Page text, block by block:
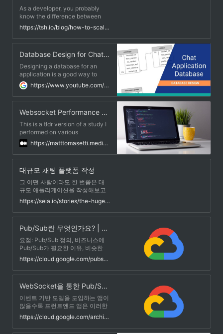
를 나누어 보겠습니다. 사전 지식
채팅 애플리케이션을 작성하기 위
속해있는 다른 참여자들에게 메시
지를 전달하기 위한 통신 채널이
As a developer, you probably
know the difference between
vertical and horizontal scaling.
But if you don't have much
experience with the WebSocket
that doing horizontal scaling for
it is not nearly as straightforward
as with a typical REST API.
https://tsh.io/blog/how-to-scale-websocket/
Database Design for Chat Application
Designing a database for an
application is a good way to
learn and practice your
database design skills. In this
video, we have a fictional "chat
or Messenger. We have a few
requirements and we want to
design a database that could
store the required information.
https://www.youtube.com/watch?v=xL_tYrEcP9M
Websocket Performance Comparison
This is a tldr version of a study I
performed on various
websocket server
implementations. The full length
report can be found here. Find
and the client on GitHub Ready-
made environments are
available on Docker Hub View
benchmark tests here The
purpose of this benchmark is to
language/library offers the best
performance in a websocket
application.
https://matttomasetti.medium.com/websocket-performance-comparison-10dc89367055
대규모 채팅 플랫폼 작성
그 어떤 사람이라도 한 번쯤은 대
규모 애플리케이션을 작성해보고
테스트해보고 싶을 때가 있을 것입
니다. 그리고 요즘 저는 다시 이전
에 아쉬웠던 프로젝트 중 하나인
채팅 애플리케이션을 더욱 더 덜
아쉽게 만들어보기로 했습니다. 성
능 그리고 아키텍쳐까지 모든 부분
에서 애플리케이션을 향상시키고
규모에서도 최소한의 자원으로 가
볍게 클러스터링하고 동작하는 애
https://seia.io/stories/the-huge-messaging-platform/
Pub/Sub란 무엇인가요? | Cloud Pub/Sub 문서 | Google Cloud
요점: Pub/Sub 정의, 비즈니스에
Pub/Sub가 필요한 이유, 비슷한
기술과 비교되는 Pub/Sub의 장점
을 이해합니다. 또한 검색어 주제,
게시자, 구독자를 포함하여
다. Pub/Sub를 통해 서비스는 비
동기적으로 100밀리초의 지연 시
간으로 통신할 수 있습니다.
포하는 스트리밍 분석 및 데이터
통합 파이프라인에 사용됩니다.
https://cloud.google.com/pubsub/docs/overview?hl=ko
WebSocket을 통한 Pub/Sub 메시지 스트림 | 클라우드 아키텍처 센터 | Google Cloud
이벤트 기반 모델을 도입하는 앱이
많을수록 프런트엔드 앱은 이러한
아키텍처의 토대가 되는 메시지 서
비스에 간단하면서도 편리하게 연
결할 수 있어야 합니다. 웹브라우
https://cloud.google.com/architecture/streaming-cloud-pub-sub-messages-over-websockets?hl=ko